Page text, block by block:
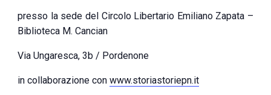
presso la sede del Circolo Libertario Emiliano Zapata –
Biblioteca M. Cancian
Via Ungaresca, 3b / Pordenone
in collaborazione conwww.storiastoriepn.it